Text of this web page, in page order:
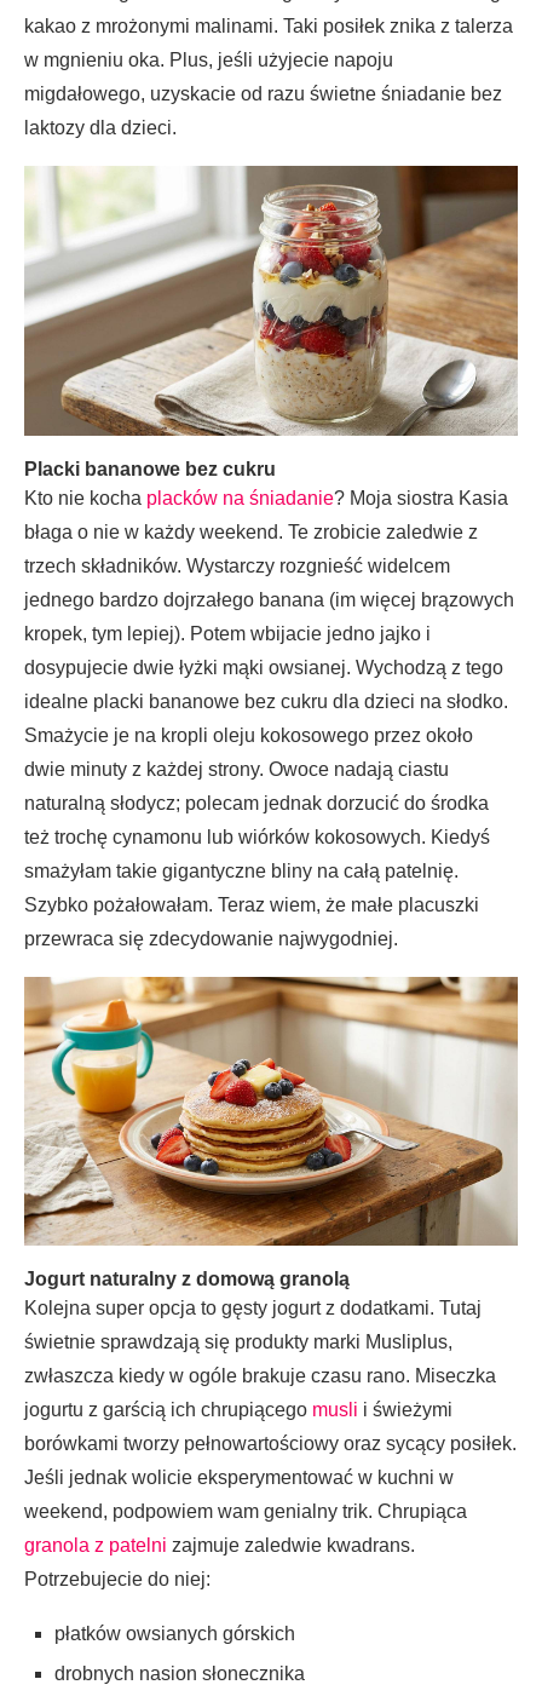
kakao z mrożonymi malinami. Taki posiłek znika z talerza
w mgnieniu oka. Plus, jeśli użyjecie napoju
migdałowego, uzyskacie od razu świetne śniadanie bez
laktozy dla dzieci.
Placki bananowe bez cukru
Kto nie kocha placków na śniadanie? Moja siostra Kasia
błaga o nie w każdy weekend. Te zrobicie zaledwie z
trzech składników. Wystarczy rozgnieść widelcem
jednego bardzo dojrzałego banana (im więcej brązowych
kropek, tym lepiej). Potem wbijacie jedno jajko i
dosypujecie dwie łyżki mąki owsianej. Wychodzą z tego
idealne placki bananowe bez cukru dla dzieci na słodko.
Smażycie je na kropli oleju kokosowego przez około
dwie minuty z każdej strony. Owoce nadają ciastu
naturalną słodycz; polecam jednak dorzucić do środka
też trochę cynamonu lub wiórków kokosowych. Kiedyś
smażyłam takie gigantyczne bliny na całą patelnię.
Szybko pożałowałam. Teraz wiem, że małe placuszki
przewraca się zdecydowanie najwygodniej.
Jogurt naturalny z domową granolą
Kolejna super opcja to gęsty jogurt z dodatkami. Tutaj
świetnie sprawdzają się produkty marki Musliplus,
zwłaszcza kiedy w ogóle brakuje czasu rano. Miseczka
jogurtu z garścią ich chrupiącego musli i świeżymi
borówkami tworzy pełnowartościowy oraz sycący posiłek.
Jeśli jednak wolicie eksperymentować w kuchni w
weekend, podpowiem wam genialny trik. Chrupiąca
granola z patelni zajmuje zaledwie kwadrans.
Potrzebujecie do niej:
płatków owsianych górskich
drobnych nasion słonecznika